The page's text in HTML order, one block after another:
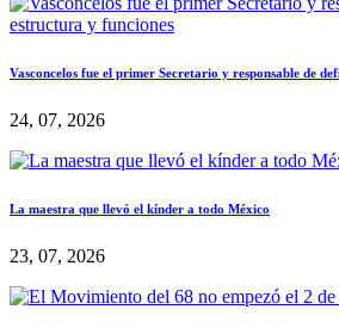
Vasconcelos fue el primer Secretario y responsable de
24, 07, 2026
La maestra que llevó el kínder a todo México
23, 07, 2026